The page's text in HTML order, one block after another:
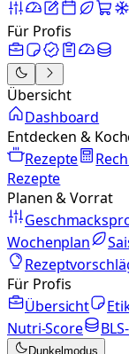
Für Profis
Übersicht
Dashboard
Entdecken &
Rezepte
Rezepte
Planen & Vorrat
Wochenplan
Für Profis
Übersicht
Nutri-Score
Dunkelmodus